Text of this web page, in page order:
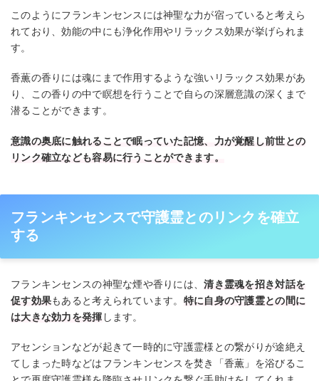
このようにフランキンセンスには神聖な力が宿っていると考えら
れており、効能の中にも浄化作用やリラックス効果が挙げられま
す。
香薫の香りには魂にまで作用するような強いリラックス効果があ
り、この香りの中で瞑想を行うことで自らの深層意識の深くまで
潜ることができます。
意識の奥底に触れることで眠っていた記憶、力が覚醒し前世との
リンク確立なども容易に行うことができます。
フランキンセンスで守護霊とのリンクを確立
する
フランキンセンスの神聖な煙や香りには、清き霊魂を招き対話を
促す効果もあると考えられています。 特に自身の守護霊との間に
は大きな効力を発揮 します。
アセンションなどが起きて一時的に守護霊様との繋がりが途絶え
てしまった時などはフランキンセンスを焚き「香薫」を浴びるこ